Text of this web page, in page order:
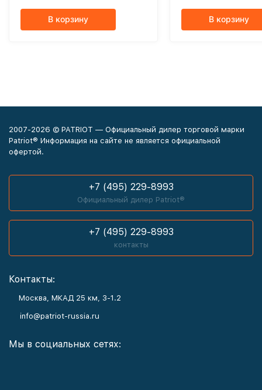
В корзину В корзину
2007-2026 © PATRIOT — Официальный дилер торговой марки
Patriot® Информация на сайте не является официальной
офертой.
+7 (495) 229-8993
Официальный дилер Patriot®
+7 (495) 229-8993
контакты
Контакты:
Москва, МКАД 25 км, З-1.2
info@patriot-russia.ru
Мы в социальных сетях: